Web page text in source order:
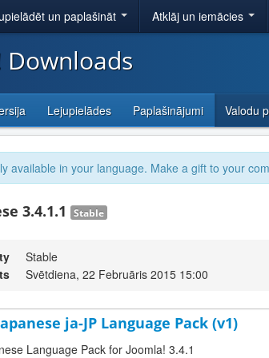
un paplašināt Atklāj un iemācies
Downloads
Lejupielādes Paplašinājumi Valodu
available in your language. Make a gift to your
3.4.1.1 Stable
Stable
Svētdiena, 22 Februāris 2015 15:00
ja-JP Language Pack (v1)
Language Pack for Joomla! 3.4.1